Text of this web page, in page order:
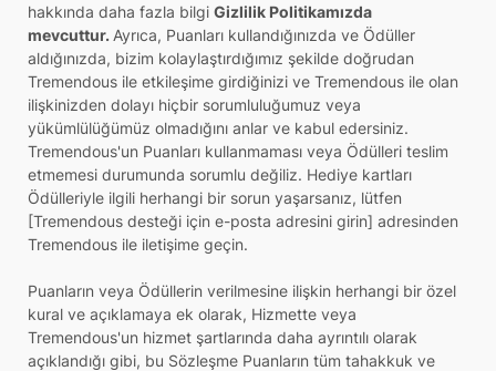
hakkında daha fazla bilgiGizlilik Politikamızda
mevcuttur. Ayrıca, Puanları kullandığınızda ve Ödüller
aldığınızda, bizim kolaylaştırdığımız şekilde doğrudan
Tremendous ile etkileşime girdiğinizi ve Tremendous ile olan
ilişkinizden dolayı hiçbir sorumluluğumuz veya
yükümlülüğümüz olmadığını anlar ve kabul edersiniz.
Tremendous'un Puanları kullanmaması veya Ödülleri teslim
etmemesi durumunda sorumlu değiliz. Hediye kartları
Ödülleriyle ilgili herhangi bir sorun yaşarsanız, lütfen
[Tremendous desteği için e-posta adresini girin] adresinden
Tremendous ile iletişime geçin.
Puanların veya Ödüllerin verilmesine ilişkin herhangi bir özel
kural ve açıklamaya ek olarak, Hizmette veya
Tremendous'un hizmet şartlarında daha ayrıntılı olarak
açıklandığı gibi, bu Sözleşme Puanların tüm tahakkuk ve